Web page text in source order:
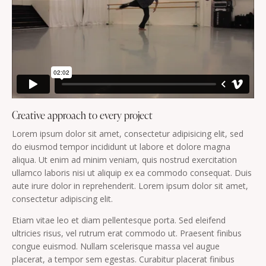
Creative approach to every project
Lorem ipsum dolor sit amet, consectetur adipisicing elit, sed
do eiusmod tempor incididunt ut labore et dolore magna
aliqua. Ut enim ad minim veniam, quis nostrud exercitation
ullamco laboris nisi ut aliquip ex ea commodo consequat. Duis
aute irure dolor in reprehenderit. Lorem ipsum dolor sit amet,
consectetur adipiscing elit.
Etiam vitae leo et diam pellentesque porta. Sed eleifend
ultricies risus, vel rutrum erat commodo ut. Praesent finibus
congue euismod. Nullam scelerisque massa vel augue
placerat, a tempor sem egestas. Curabitur placerat finibus